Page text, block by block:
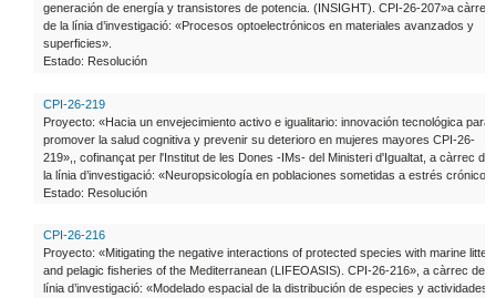
generación de energía y transistores de potencia. (INSIGHT). CPI-26-207»a càrrec
de la línia d’investigació: «Procesos optoelectrónicos en materiales avanzados y
superficies».
Estado: Resolución
CPI-26-219
Proyecto: «Hacia un envejecimiento activo e igualitario: innovación tecnológica para
promover la salud cognitiva y prevenir su deterioro en mujeres mayores CPI-26-
219»,, cofinançat per l'Institut de les Dones -IMs- del Ministeri d'Igualtat, a càrrec de
la línia d’investigació: «Neuropsicología en poblaciones sometidas a estrés crónico».
Estado: Resolución
CPI-26-216
Proyecto: «Mitigating the negative interactions of protected species with marine litter
and pelagic fisheries of the Mediterranean (LIFEOASIS). CPI-26-216», a càrrec de la
línia d’investigació: «Modelado espacial de la distribución de especies y actividades